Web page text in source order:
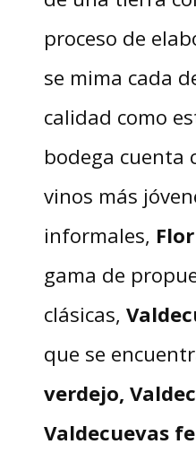
proceso de
se mima cada
calidad como
bodega cuenta
vinos más
informales,
gama de
clásicas,
que se
verdejo,
Valdecuevas